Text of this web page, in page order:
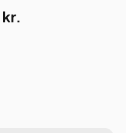
kr.